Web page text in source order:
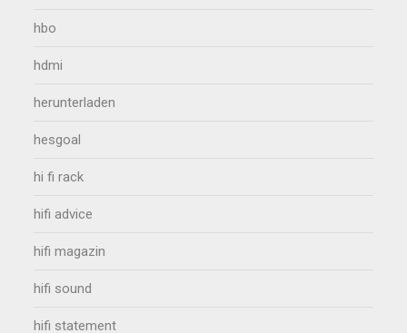
hbo
hdmi
herunterladen
hesgoal
hi fi rack
hifi advice
hifi magazin
hifi sound
hifi statement